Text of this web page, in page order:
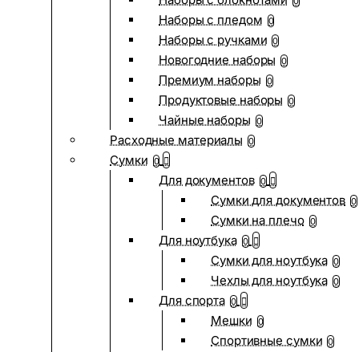
Наборы с пледом 0
Наборы с ручками 0
Новогодние наборы 0
Премиум наборы 0
Продуктовые наборы 0
Чайные наборы 0
Расходные материалы 0
Сумки 0
Для документов 0
Сумки для документов 0
Сумки на плечо 0
Для ноутбука 0
Сумки для ноутбука 0
Чехлы для ноутбука 0
Для спорта 0
Мешки 0
Спортивные сумки 0